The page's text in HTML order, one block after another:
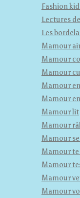
Fashion
Lectures
Les
Mamour
Mamour
Mamour
Mamour
Mamour
Mamour lit
Mamour
Mamour
Mamour te
Mamour
Mamour
Mamour